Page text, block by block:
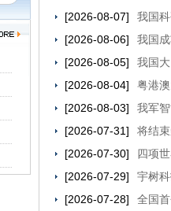
[2026-08-07]
我国
[2026-08-06]
我国
[2026-08-05]
我国
[2026-08-04]
粤港
[2026-08-03]
我军
[2026-07-31]
将结
[2026-07-30]
四项
[2026-07-29]
宇树
[2026-07-28]
全国